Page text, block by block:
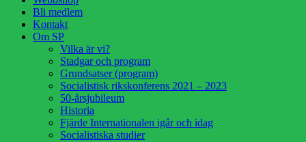
Bli medlem
Kontakt
Om SP
Vilka är vi?
Stadgar och program
Grundsatser (program)
Socialistisk rikskonferens 2021 – 2023
50-årsjubileum
Historia
Fjärde Internationalen igår och idag
Socialistiska studier